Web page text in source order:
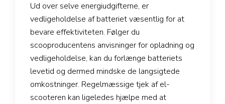
Ud over selve energiudgifterne, er
vedligeholdelse af batteriet væsentlig for at
bevare effektiviteten. Følger du
scooproducentens anvisninger for opladning og
vedligeholdelse, kan du forlænge batteriets
levetid og dermed mindske de langsigtede
omkostninger. Regelmæssige tjek af el-
scooteren kan ligeledes hjælpe med at